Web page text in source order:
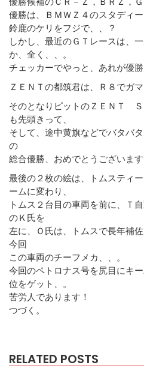
優勝は、ＢＭＷＺ４のスタディー
鈴鹿のケリをフジで、、？
しかし、最近のＧＴレースは、
か、全く、、。
チェッカーでやっと、あれが優勝
ＺＥＮＴの都筑君は、Ｒ８でガ
そのとなりピットのＺＥＮＴ
も先頭きって、
そして、途中黄旗などでバタバ
の
総合優勝、おめでとうございます
最後の２枚の絵は、トムスティ
ームに変わり、
トムス２台目の車両を前に、Ｔ
のＫ氏を
左に、Ｏ氏は、トムスで長年補
今回
この車両のチーフメカ、、。
今回のペトロナス号を尻目にキ
位をゲット、。
苦労人であります！
つづく。
RELATED POSTS